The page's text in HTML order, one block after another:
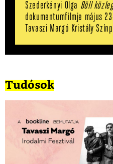
Szederkényi Olga Böll
dokumentumfilmje május
Tavaszi Margó Kristály
Tudósok